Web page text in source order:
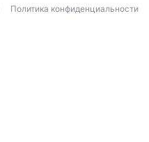
Политика конфиденциальности